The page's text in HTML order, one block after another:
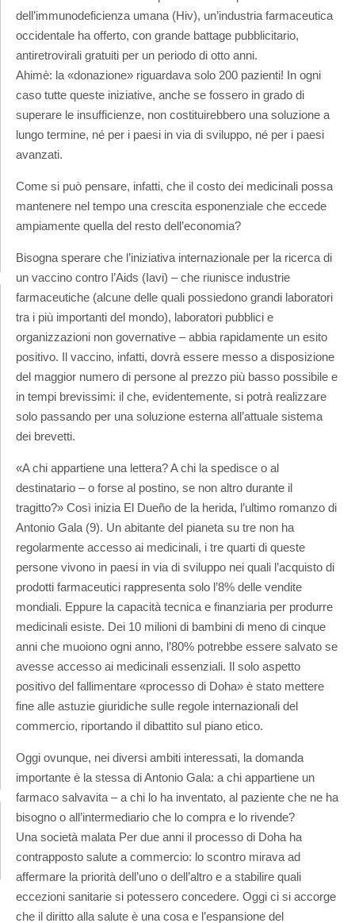
dell’immunodeficienza umana (Hiv), un’industria farmaceutica
occidentale ha offerto, con grande battage pubblicitario,
antiretrovirali gratuiti per un periodo di otto anni.
Ahimè: la «donazione» riguardava solo 200 pazienti! In ogni
caso tutte queste iniziative, anche se fossero in grado di
superare le insufficienze, non costituirebbero una soluzione a
lungo termine, né per i paesi in via di sviluppo, né per i paesi
avanzati.
Come si può pensare, infatti, che il costo dei medicinali possa
mantenere nel tempo una crescita esponenziale che eccede
ampiamente quella del resto dell’economia?
Bisogna sperare che l’iniziativa internazionale per la ricerca di
un vaccino contro l’Aids (Iavi) – che riunisce industrie
farmaceutiche (alcune delle quali possiedono grandi laboratori
tra i più importanti del mondo), laboratori pubblici e
organizzazioni non governative – abbia rapidamente un esito
positivo. Il vaccino, infatti, dovrà essere messo a disposizione
del maggior numero di persone al prezzo più basso possibile e
in tempi brevissimi: il che, evidentemente, si potrà realizzare
solo passando per una soluzione esterna all’attuale sistema
dei brevetti.
«A chi appartiene una lettera? A chi la spedisce o al
destinatario – o forse al postino, se non altro durante il
tragitto?» Così inizia El Dueño de la herida, l’ultimo romanzo di
Antonio Gala (9). Un abitante del pianeta su tre non ha
regolarmente accesso ai medicinali, i tre quarti di queste
persone vivono in paesi in via di sviluppo nei quali l’acquisto di
prodotti farmaceutici rappresenta solo l’8% delle vendite
mondiali. Eppure la capacità tecnica e finanziaria per produrre
medicinali esiste. Dei 10 milioni di bambini di meno di cinque
anni che muoiono ogni anno, l’80% potrebbe essere salvato se
avesse accesso ai medicinali essenziali. Il solo aspetto
positivo del fallimentare «processo di Doha» è stato mettere
fine alle astuzie giuridiche sulle regole internazionali del
commercio, riportando il dibattito sul piano etico.
Oggi ovunque, nei diversi ambiti interessati, la domanda
importante è la stessa di Antonio Gala: a chi appartiene un
farmaco salvavita – a chi lo ha inventato, al paziente che ne ha
bisogno o all’intermediario che lo compra e lo rivende?
Una società malata Per due anni il processo di Doha ha
contrapposto salute a commercio: lo scontro mirava ad
affermare la priorità dell’uno o dell’altro e a stabilire quali
eccezioni sanitarie si potessero concedere. Oggi ci si accorge
che il diritto alla salute è una cosa e l’espansione del